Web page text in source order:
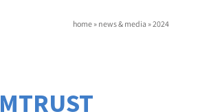
home » news & media »2024